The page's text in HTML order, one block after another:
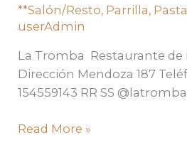
**Salón/Resto, Parrilla,
userAdmin
La Tromba Restaurante de
Dirección Mendoza 187
154559143 RR SS
Read More »